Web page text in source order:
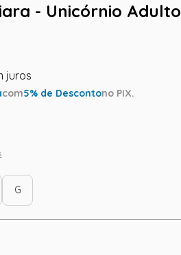
- Unicórnio Adulto
com5% de Descontono PIX.
G